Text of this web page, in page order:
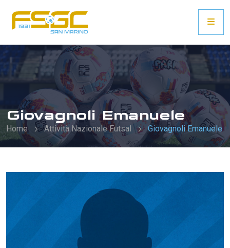
Giovagnoli Emanuele
Home Attività Nazionale Futsal Giovagnoli Emanuele